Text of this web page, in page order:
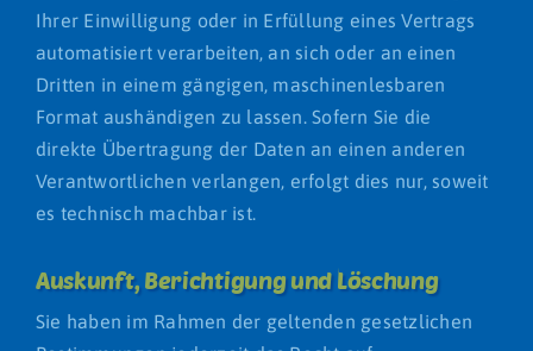
Ihrer Einwilligung oder in Erfüllung eines Vertrags
automatisiert verarbeiten, an sich oder an einen
Dritten in einem gängigen, maschinenlesbaren
Format aushändigen zu lassen. Sofern Sie die
direkte Übertragung der Daten an einen anderen
Verantwortlichen verlangen, erfolgt dies nur, soweit
es technisch machbar ist.
Auskunft, Berichtigung und Löschung
Sie haben im Rahmen der geltenden gesetzlichen